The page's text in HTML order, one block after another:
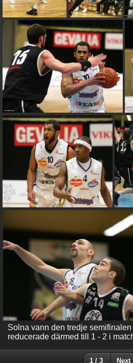
Solna vann den tredje
reducerade därmed till 1 - 2 i
1 / 3 Next